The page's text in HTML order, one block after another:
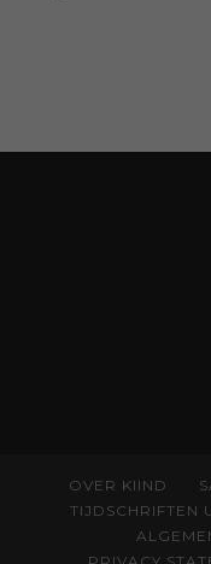
OVER KIIND
TIJDSCHRIFTEN